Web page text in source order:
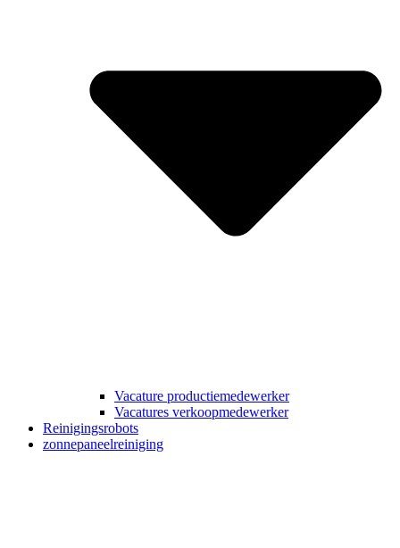
Vacature productiemedewerker
Vacatures verkoopmedewerker
Reinigingsrobots
zonnepaneelreiniging